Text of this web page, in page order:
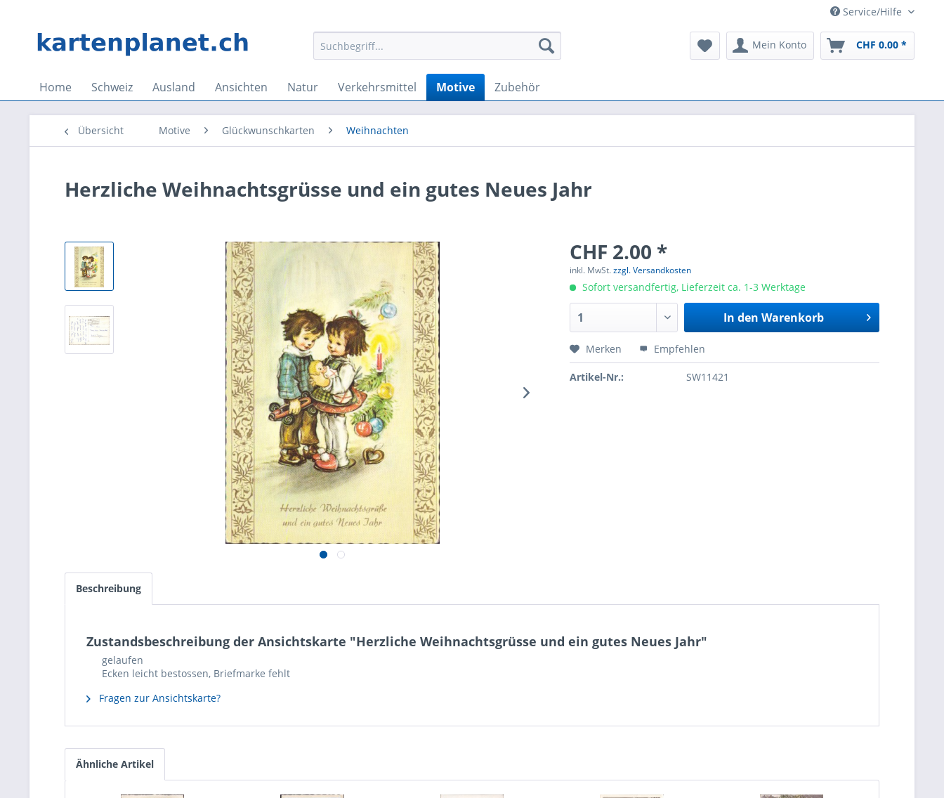
Service/Hilfe
Mein Konto CHF 0.00 *
Home Schweiz Ausland Ansichten Natur Verkehrsmittel Motive Zubehör
Übersicht Motive Glückwunschkarten Weihnachten
Herzliche Weihnachtsgrüsse und ein gutes Neues Jahr
CHF 2.00 *
inkl. MwSt.zzgl. Versandkosten
Sofort versandfertig, Lieferzeit ca. 1-3 Werktage
In den Warenkorb
Merken Empfehlen
Artikel-Nr.: SW11421
Beschreibung
Zustandsbeschreibung der Ansichtskarte "Herzliche Weihnachtsgrüsse und ein gutes Neues Jahr"
gelaufen
Ecken leicht bestossen, Briefmarke fehlt
Fragen zur Ansichtskarte?
Ähnliche Artikel